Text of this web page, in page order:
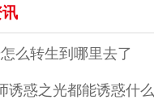
么转生到哪里去了
诱惑之光都能诱惑什么